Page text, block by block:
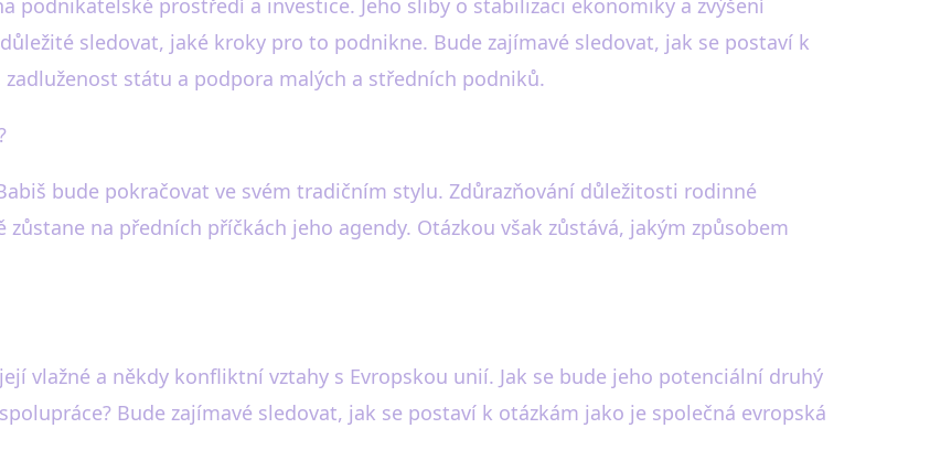
podnikatelské prostředí a investice. Jeho sliby o stabilizaci ekonomiky a zvýšení
sledovat, jaké kroky pro to podnikne. Bude zajímavé sledovat, jak se postaví k
státu a podpora malých a středních podniků.
bude pokračovat ve svém tradičním stylu. Zdůrazňování důležitosti rodinné
na předních příčkách jeho agendy. Otázkou však zůstává, jakým způsobem
vlažné a někdy konfliktní vztahy s Evropskou unií. Jak se bude jeho potenciální druhý
Bude zajímavé sledovat, jak se postaví k otázkám jako je společná evropská